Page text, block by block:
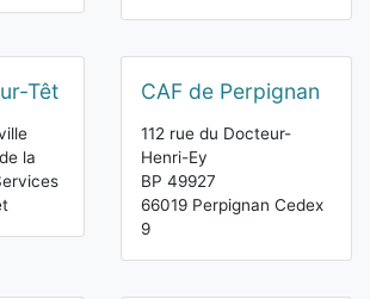
Têt
la
CAF de Perpignan
112 rue du Docteur-
Henri-Ey
BP 49927
66019 Perpignan Cedex
9